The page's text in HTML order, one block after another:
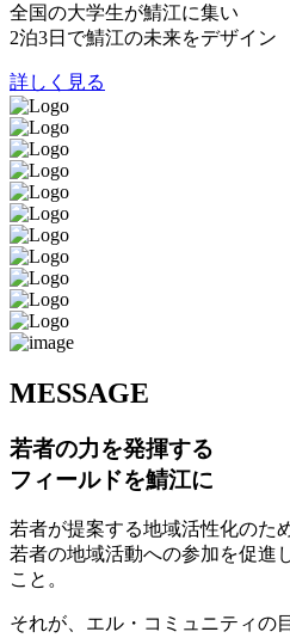
全国の大学生が鯖江に集い
2泊3日で鯖江の未来をデザイン
詳しく見る
MESSAGE
若者の力を発揮する
フィールドを鯖江に
若者が提案する地域活性化のた
若者の地域活動への参加を促進
こと。
それが、エル・コミュニティの